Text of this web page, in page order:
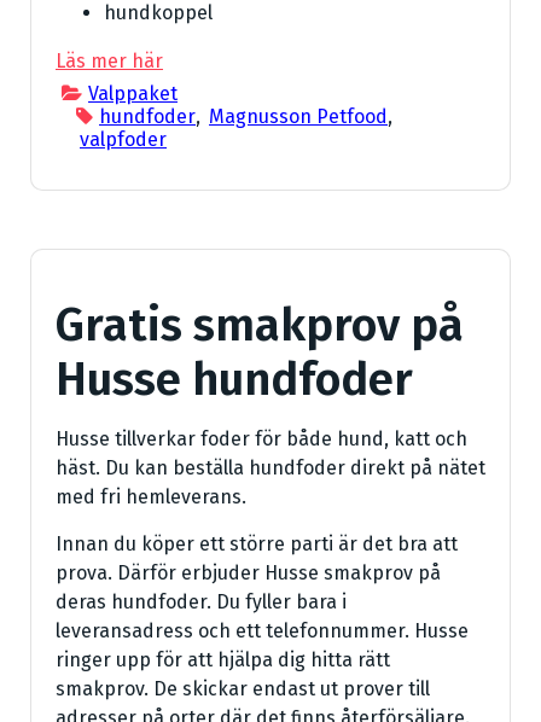
hundkoppel
Läs mer här
Valppaket
hundfoder, Magnusson Petfood,
valpfoder
Gratis smakprov på
Husse hundfoder
Husse tillverkar foder för både hund, katt och
häst. Du kan beställa hundfoder direkt på nätet
med fri hemleverans.
Innan du köper ett större parti är det bra att
prova. Därför erbjuder Husse smakprov på
deras hundfoder. Du fyller bara i
leveransadress och ett telefonnummer. Husse
ringer upp för att hjälpa dig hitta rätt
smakprov. De skickar endast ut prover till